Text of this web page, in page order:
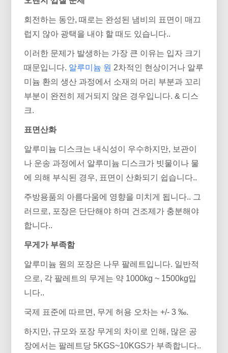
회전하는 동안, 때로는 완성된 냄비의 표면이 매끄
럽지 않아 광택을 내야 할 때도 있습니다..
이러한 문제가 발생하는 가장 큰 이유는 입자 크기
때문입니다. 알루미늄 원 2차적인 현상이거나 알루
미늄 환의 생산 과정에서 소재의 머리 부분과 꼬리
부분이 완전히 제거되지 않은 경우입니다. & 디스
크.
표면산화
알루미늄 디스크는 내식성이 우수하지만, 보관이
나 운송 과정에서 알루미늄 디스크가 빗물이나 물
에 의해 부식된 경우, 표면이 산화되기 쉽습니다..
주방용품의 아름다움에 영향을 미치게 됩니다.. 그
러므로, 포장은 단단해야 하며 건조제가 충분해야
합니다..
무게가 부족함
알루미늄 원의 포장은 나무 팔레트입니다. 일반적
으로, 각 팔레트의 무게는 약 1000kg ~ 1500kg입
니다..
국제 표준에 따르면, 무게 허용 오차는 +/- 3 ‰.
하지만, 규모와 포장 무게의 차이로 인해, 많은 공
장에서는 팔레트당 5KGS~10KGS가 부족합니다..